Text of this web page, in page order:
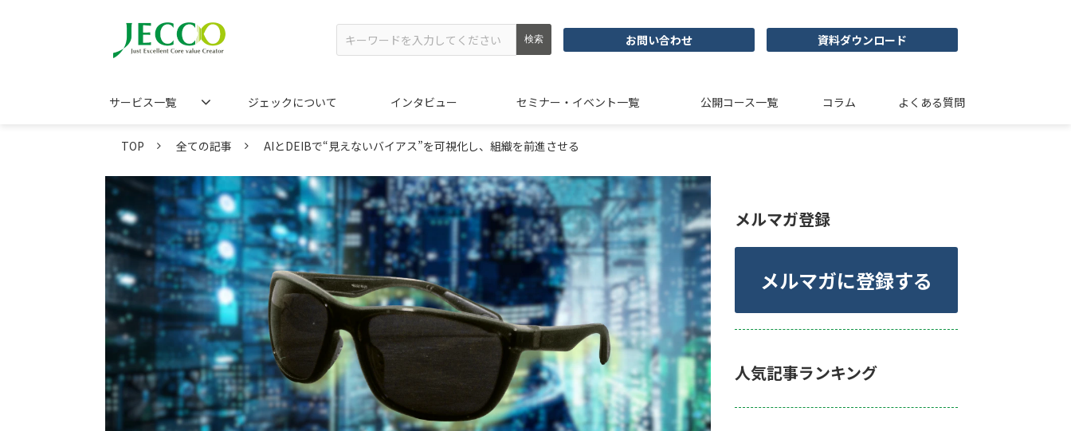
お問い合わせ 資料ダウンロード
サービス一覧 ジェックについて インタビュー セミナー・イベント一覧 公開コース一覧 コラム よくある質問
TOP 全ての記事 AIとDEIBで“見えないバイアス”を可視化し、組織を前進させる
メルマガ登録
メルマガに登録する
人気記事ランキング